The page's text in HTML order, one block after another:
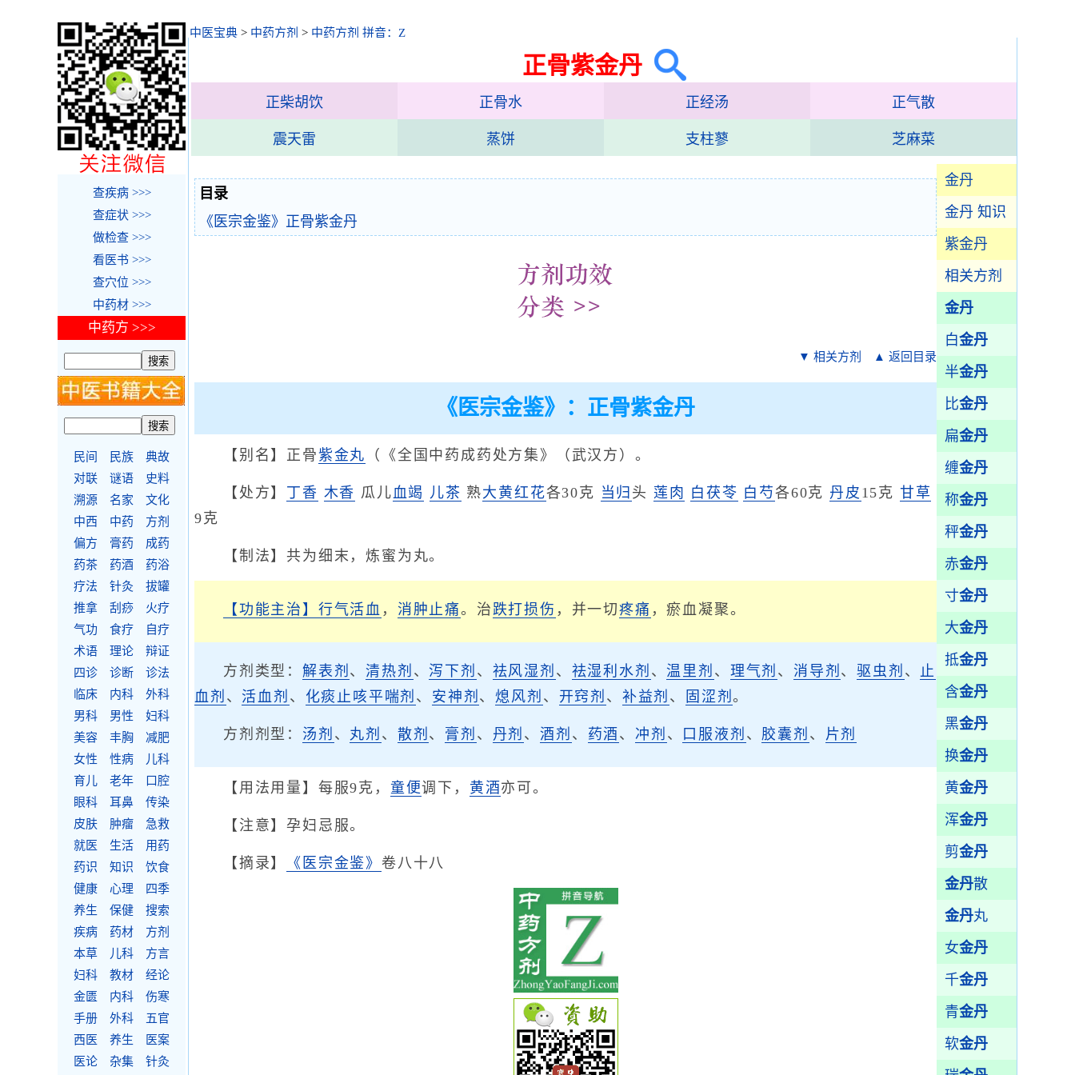
中医宝典 > 中药方剂 > 中药方剂 拼音：Z
正骨紫金丹
正柴胡饮 正骨水 正经汤 正气散
震天雷 蒸饼 支柱蓼 芝麻菜
金丹
金丹 知识
紫金丹
相关方剂
金丹
白金丹
半金丹
比金丹
扁金丹
缠金丹
称金丹
秤金丹
赤金丹
寸金丹
大金丹
抵金丹
含金丹
黑金丹
换金丹
黄金丹
浑金丹
剪金丹
金丹散
金丹丸
女金丹
千金丹
青金丹
软金丹
目录
《医宗金鉴》正骨紫金丹
▼ 相关方剂 ▲ 返回目录
《医宗金鉴》：正骨紫金丹
【别名】正骨紫金丸 （《全国中药成药处方集》（武汉方）。
【处方】 丁香 木香 瓜儿血竭 儿茶 熟大黄红花各30克 当归 头 莲肉 白茯苓 白芍各60克 丹皮 15克 甘草
9克
【制法】共为细末，炼蜜为丸。
【功能主治】 行气活血 ， 消肿止痛。治跌打损伤 ，并一切疼痛 ，瘀血凝聚。
方剂类型： 解表剂 、清热剂 、 泻下剂 、 祛风湿剂 、 祛湿利水剂 、温里剂 、 理气剂 、 消导剂 、驱虫剂 、 止
血剂 、 活血剂 、 化痰止咳平喘剂 、 安神剂 、熄风剂 、 开窍剂 、 补益剂 、 固涩剂。
方剂剂型： 汤剂 、 丸剂 、 散剂 、 膏剂 、 丹剂 、酒剂 、 药酒 、 冲剂 、 口服液剂 、 胶囊剂 、 片剂
【用法用量】每服9克， 童便调下， 黄酒亦可。
【注意】孕妇忌服。
【摘录】 《医宗金鉴》卷八十八
查疾病 >>>
查症状 >>>
做检查 >>>
看医书 >>>
查穴位 >>>
中药材 >>>
中药方 >>>
民间 民族
典故
对联
谜语
史料
溯源
名家
文化
中西
中药
方剂
偏方
膏药
成药
药茶
药酒
药浴
疗法
针灸
拔罐
推拿
刮痧
火疗
气功
食疗
自疗
术语
理论
辩证
四诊
诊断
诊法
临床
内科
外科
男科
男性
妇科
美容
丰胸
减肥
女性
性病
儿科
育儿
老年
口腔
眼科
耳鼻
传染
皮肤
肿瘤
急救
就医
生活
用药
药识
知识
饮食
健康
心理
四季
养生
保健
搜索
疾病
药材
方剂
本草
儿科
方言
妇科
教材
经论
金匮
内科
伤寒
手册
外科
五官
西医
养生
医案
医论
杂集 针灸